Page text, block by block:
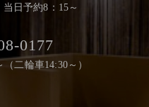
日予約8：15～
0177
二輪車14:30～）